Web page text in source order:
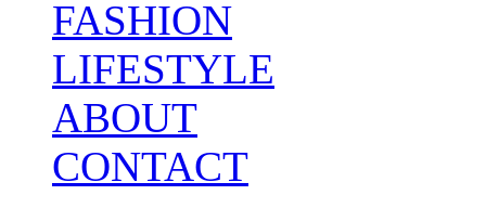
FASHION
LIFESTYLE
ABOUT
CONTACT